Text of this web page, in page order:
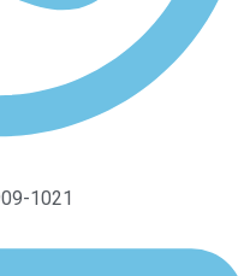
1021